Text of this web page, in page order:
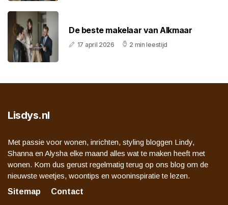
De beste makelaar van Alkmaar
17 april 2026 2 min leestijd
Lisdys.nl
Met passie voor wonen, inrichten, styling bloggen Lindy,
Shanna en Alysha elke maand alles wat te maken heeft met
wonen. Kom dus gerust regelmatig terug op ons blog om de
nieuwste weetjes, woontips en wooninspiratie te lezen.
Sitemap
Contact